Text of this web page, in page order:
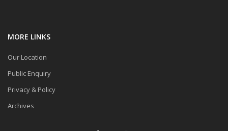
MORE LINKS
Our Location
Public Enquiry
Privacy & Policy
Archives